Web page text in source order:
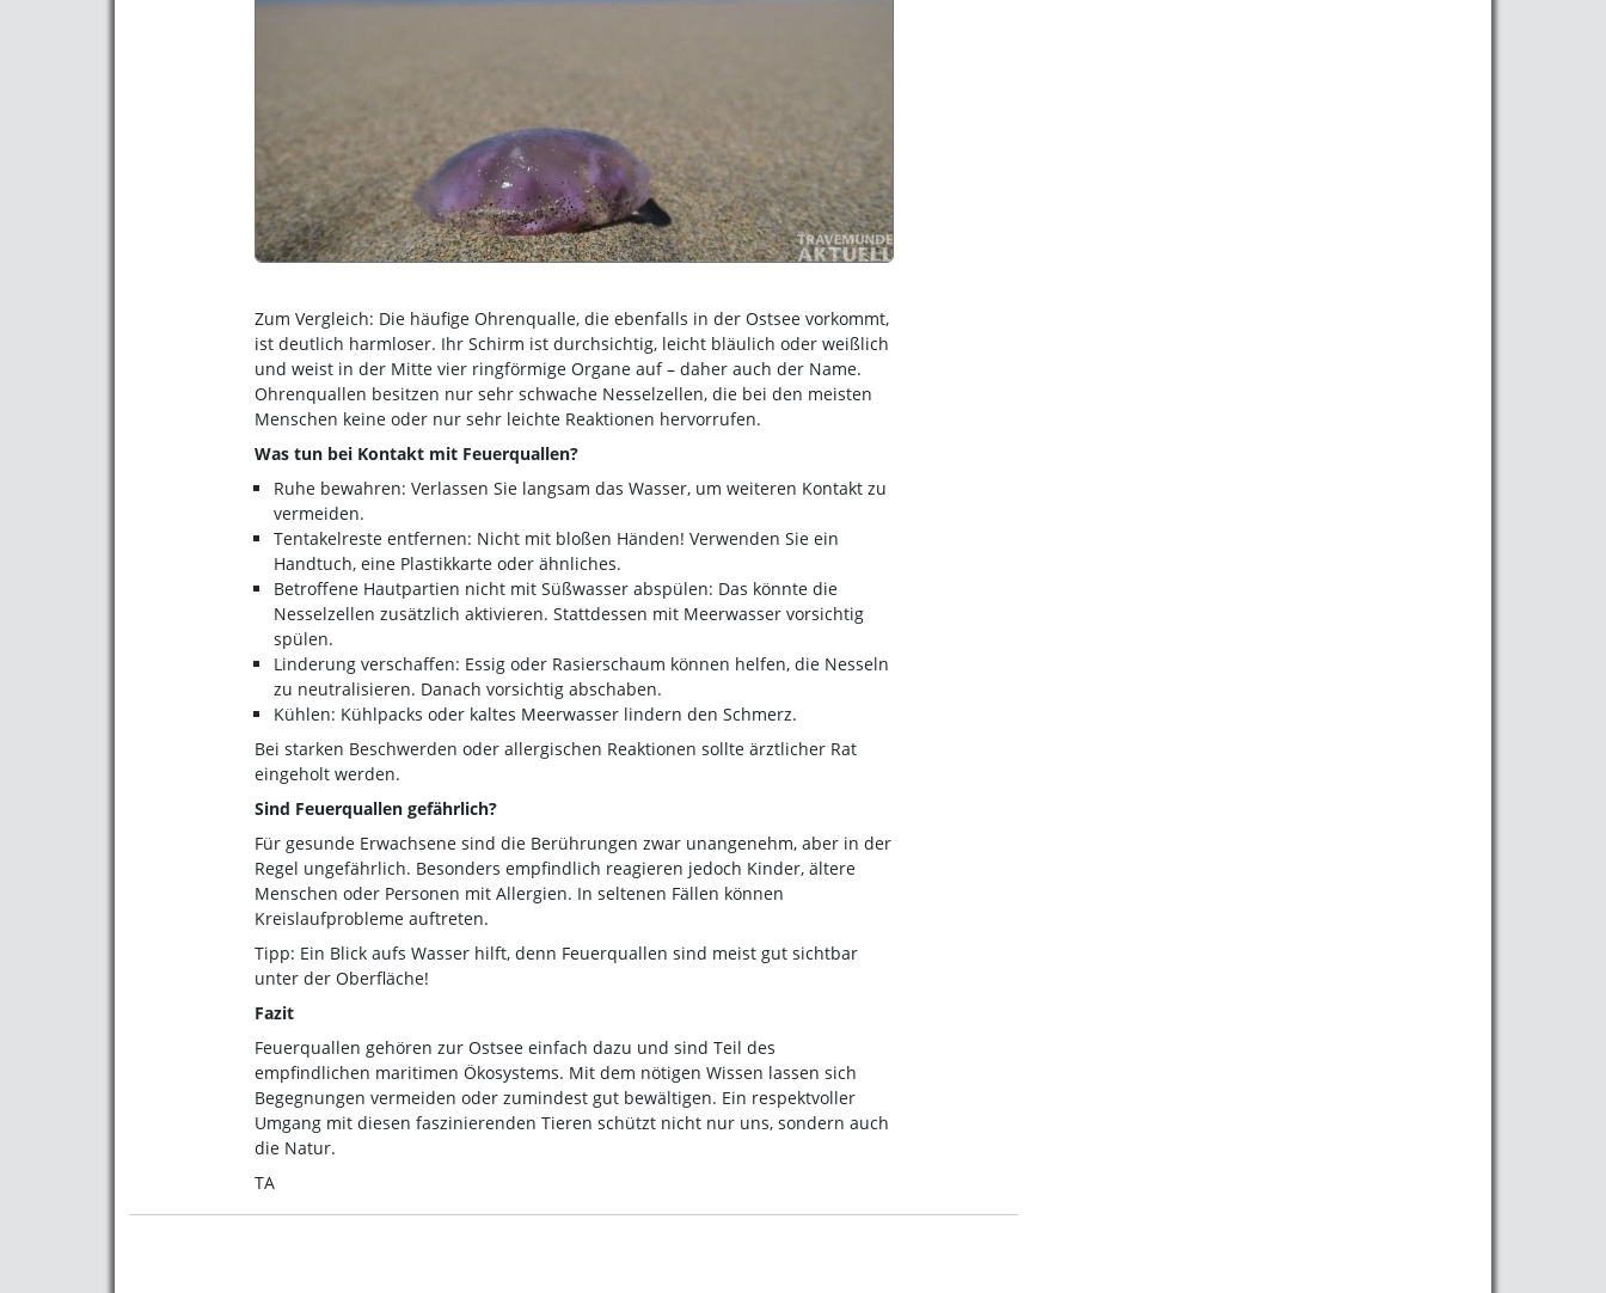
Zum Vergleich: Die häufige Ohrenqualle, die ebenfalls in der Ostsee vorkommt,
ist deutlich harmloser. Ihr Schirm ist durchsichtig, leicht bläulich oder weißlich
und weist in der Mitte vier ringförmige Organe auf – daher auch der Name.
Ohrenquallen besitzen nur sehr schwache Nesselzellen, die bei den meisten
Menschen keine oder nur sehr leichte Reaktionen hervorrufen.
Was tun bei Kontakt mit Feuerquallen?
Ruhe bewahren: Verlassen Sie langsam das Wasser, um weiteren Kontakt zu
vermeiden.
Tentakelreste entfernen: Nicht mit bloßen Händen! Verwenden Sie ein
Handtuch, eine Plastikkarte oder ähnliches.
Betroffene Hautpartien nicht mit Süßwasser abspülen: Das könnte die
Nesselzellen zusätzlich aktivieren. Stattdessen mit Meerwasser vorsichtig
spülen.
Linderung verschaffen: Essig oder Rasierschaum können helfen, die Nesseln
zu neutralisieren. Danach vorsichtig abschaben.
Kühlen: Kühlpacks oder kaltes Meerwasser lindern den Schmerz.
Bei starken Beschwerden oder allergischen Reaktionen sollte ärztlicher Rat
eingeholt werden.
Sind Feuerquallen gefährlich?
Für gesunde Erwachsene sind die Berührungen zwar unangenehm, aber in der
Regel ungefährlich. Besonders empfindlich reagieren jedoch Kinder, ältere
Menschen oder Personen mit Allergien. In seltenen Fällen können
Kreislaufprobleme auftreten.
Tipp: Ein Blick aufs Wasser hilft, denn Feuerquallen sind meist gut sichtbar
unter der Oberfläche!
Fazit
Feuerquallen gehören zur Ostsee einfach dazu und sind Teil des
empfindlichen maritimen Ökosystems. Mit dem nötigen Wissen lassen sich
Begegnungen vermeiden oder zumindest gut bewältigen. Ein respektvoller
Umgang mit diesen faszinierenden Tieren schützt nicht nur uns, sondern auch
die Natur.
TA